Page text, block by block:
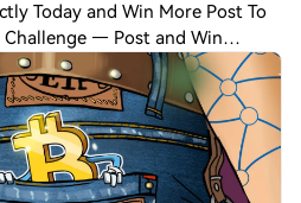
Today and Win More Post To
Challenge — Post and Win
Bitcoin exchange-traded funds
the past we